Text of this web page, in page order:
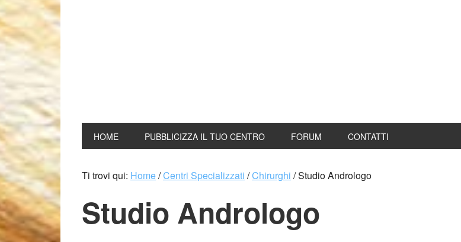
HOME PUBBLICIZZA IL TUO CENTRO FORUM CONTATTI
Ti trovi qui: Home/Centri Specializzati /Chirurghi /Studio Andrologo
Studio Andrologo